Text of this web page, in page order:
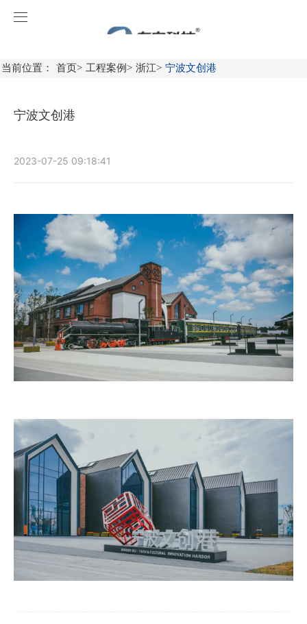
凯发k8国际首页登录
产品中心
消防应急照明和疏散指示系统
火灾自动报警系统产品
防火门监控系统
消防设备电源监控系统
电气火灾监控系统
气体灭火系统
消防应急灯具
智能感应产品
工程案例
福建
上海
北京
江苏
浙江
河北
河南
凯发k8国际首页登录动态
行业资讯
服务中心
操作视频
联系凯发k8国际首页登录
加入凯发k8国际首页登录
社会招聘
校园招聘
当前位置： 首页> 工程案例> 浙江> 宁波文创港
宁波文创港
2023-07-25 09:18:41